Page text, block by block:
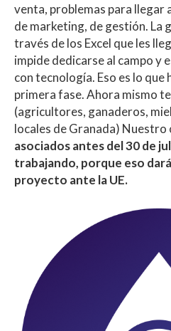
venta, problemas para llegar
de marketing, de gestión. La
través de los Excel que les
impide dedicarse al campo y
con tecnología. Eso es lo que
primera fase. Ahora mismo
(agricultores, ganaderos,
locales de Granada)
asociados antes del 30 de
trabajando, porque eso
proyecto ante la UE.